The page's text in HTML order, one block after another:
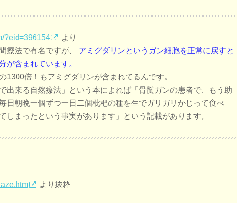
?eid=396154
より
療法で有名ですが、 アミグダリンというガン細胞を正常に戻すと
が含まれています。
倍！もアミグダリンが含まれてるんです。
出来る自然療法」という本によれば「骨髄ガンの患者で、もう助
日朝晩一個ずつ一日二個枇杷の種を生でガリガリかじって食べ
しまったという事実があります」という記載があります。
より抜粋